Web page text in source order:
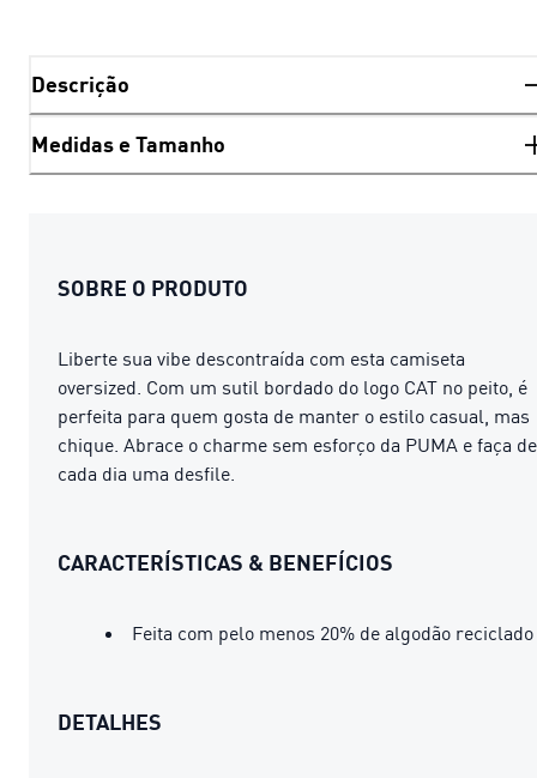
Descrição
Medidas e Tamanho
SOBRE O PRODUTO
Liberte sua vibe descontraída com esta camiseta
oversized. Com um sutil bordado do logo CAT no peito, é
perfeita para quem gosta de manter o estilo casual, mas
chique. Abrace o charme sem esforço da PUMA e faça de
cada dia uma desfile.
CARACTERÍSTICAS & BENEFÍCIOS
Feita com pelo menos 20% de algodão reciclado
DETALHES